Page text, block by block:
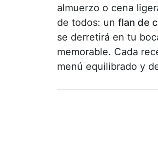
almuerzo o cena
de todos: un flan de
se derretirá en tu
memorable. Cada
menú equilibrado y